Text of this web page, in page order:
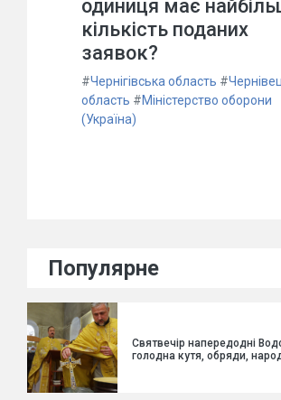
одиниця має
кількість поданих
заявок?
#Чернігівська область #
область #Міністерство оборони
(Україна)
Популярне
Святвечір напередодні
голодна кутя, обряди,